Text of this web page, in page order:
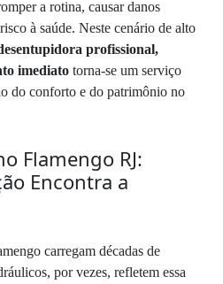
a rotina, causar danos
à saúde. Neste cenário de alto
profissional,
imediato torna-se um serviço
do conforto e do patrimônio no
Flamengo RJ:
Encontra a
carregam décadas de
por vezes, refletem essa